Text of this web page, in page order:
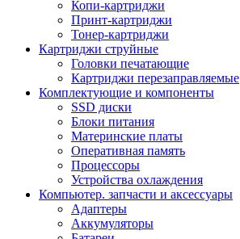
Копи-картриджи
Принт-картриджи
Тонер-картриджи
Картриджи струйные
Головки печатающие
Картриджи перезаправляемые
Комплектующие и компоненты
SSD диски
Блоки питания
Материнские платы
Оперативная память
Процессоры
Устройства охлаждения
Компьютер. запчасти и аксессуары
Адаптеры
Аккумуляторы